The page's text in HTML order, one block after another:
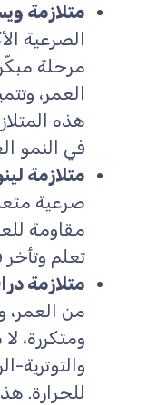
متلازمة
الصرعية
مرحلة
العمر،
هذه
في النمو
متلازمة
صرعية
مقاومة
تعلم وتأخر
متلازمة
من العمر،
ومتكررة،
للحرارة.